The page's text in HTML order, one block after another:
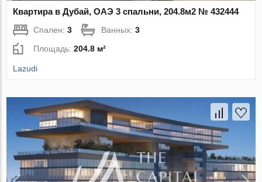
Квартира в Дубай, ОАЭ 3 спальни, 204.8м2 № 432444
Спален:3 Ванных:3
Площадь:204.8 м²
Lazudi